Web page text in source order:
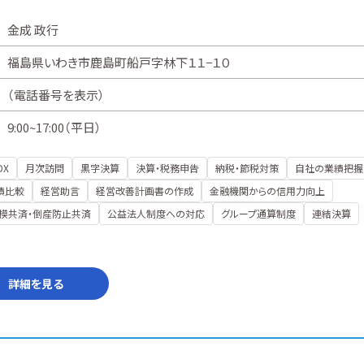
金成 政行
福島県いわき市鹿島町船戸字林下１１−１０
（電話番号を表示）
9:00~17:00（平日）
月次訪問 黒字決算 決算・税務申告 納税・節税対策
自社の業績把握
比較
経営助言 経営改善計画書の作成
金融機関からの信用力向上
共済・倒産防止共済
公益法人制度への対応 グループ通算制度 連結決算
詳細を見る